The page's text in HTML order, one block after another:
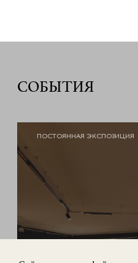
СОБЫТИЯ
ПОСТОЯННАЯ ЭКСПОЗИЦИЯ